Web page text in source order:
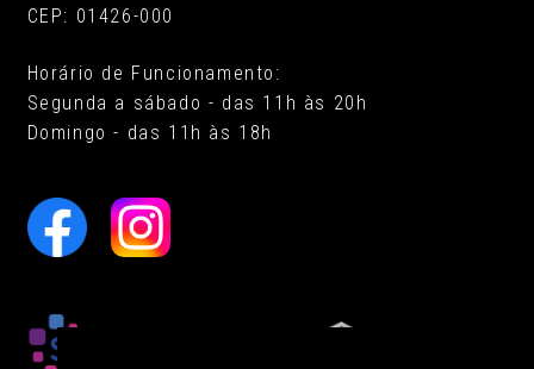
CEP: 01426-000
Horário de Funcionamento:
Segunda a sábado - das 11h às 20h
Domingo - das 11h às 18h